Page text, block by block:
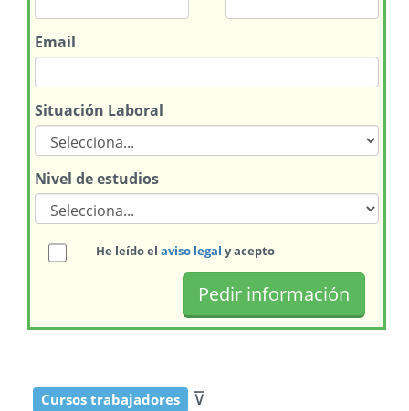
Email
Situación Laboral
Nivel de estudios
He leído el aviso legal y acepto
Cursos trabajadores ⊽